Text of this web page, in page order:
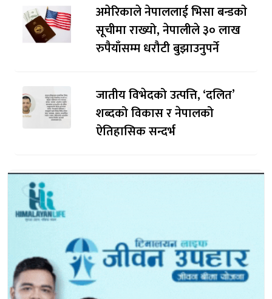
अमेरिकाले नेपाललाई भिसा बन्डकाे
सूचीमा राख्यो, नेपालीले ३० लाख
रुपैयाँसम्म धरौटी बुझाउनुपर्ने
जातीय विभेदको उत्पत्ति, ‘दलित’
शब्दको विकास र नेपालको
ऐतिहासिक सन्दर्भ